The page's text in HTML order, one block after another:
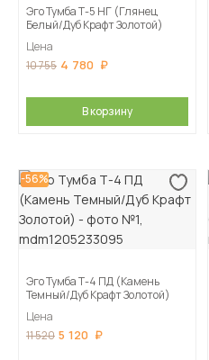
Эго Тумба Т-5 НГ (Глянец
Белый/Дуб Крафт Золотой)
Цена
10 755 4 780
В корзину
-56%
Эго Тумба Т-4 ПД (Камень
Темный/Дуб Крафт Золотой)
Цена
11 520 5 120